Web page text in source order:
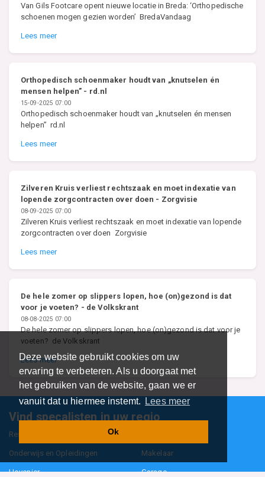
Deze website gebruikt cookies om uw
ervaring te verbeteren. Als u doorgaat met
het gebruiken van de website, gaan we er
vanuit dat u hiermee instemt.
Lees meer
Ok
Van Gils Footcare opent nieuwe locatie in Breda: ‘Orthopedische
schoenen mogen gezien worden’ BredaVandaag
Lees meer
Orthopedisch schoenmaker houdt van „knutselen én
mensen helpen” - rd.nl
15-09-2025 07:00
Orthopedisch schoenmaker houdt van „knutselen én mensen
helpen” rd.nl
Lees meer
Zilveren Kruis verliest rechtszaak en moet indexatie van
lopende zorgcontracten over doen - Zorgvisie
08-09-2025 07:00
Zilveren Kruis verliest rechtszaak en moet indexatie van lopende
zorgcontracten over doen Zorgvisie
Lees meer
De hele zomer op slippers lopen, hoe (on)gezond is dat
voor je voeten? - de Volkskrant
08-08-2025 07:00
De hele zomer op slippers lopen, hoe (on)gezond is dat voor je
voeten? de Volkskrant
Lees meer
Vind specalisten in uw regio
Restaurant
Onderwijs en Opleidingen Makelaar
Hovenier Garage